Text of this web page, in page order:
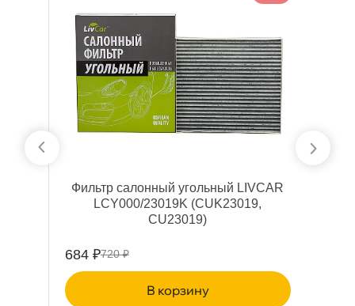
Фильтр салонный угольный LIVCAR
LCY000/23019K (CUK23019,
CU23019)
684 ₽720 ₽
корзину